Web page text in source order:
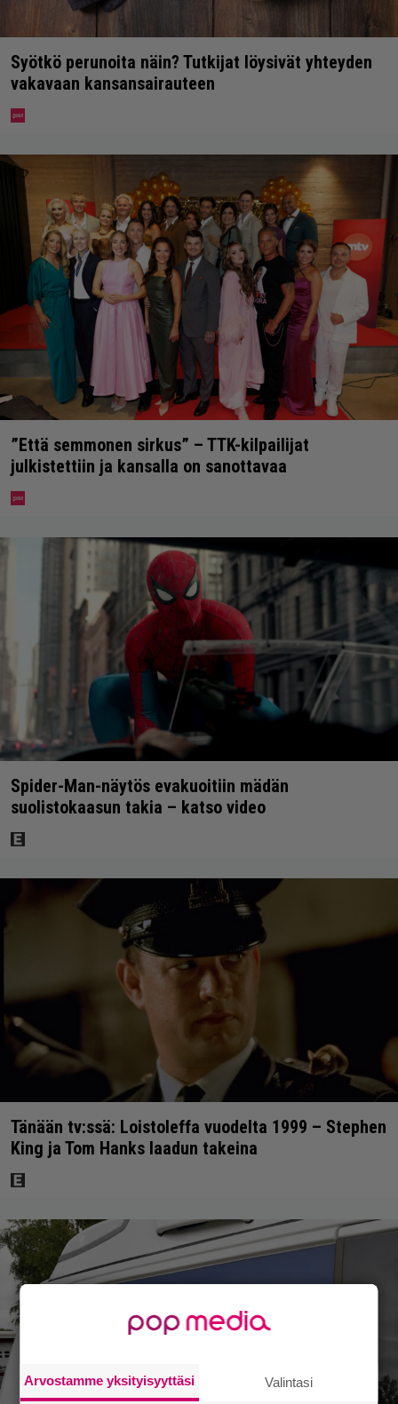
Syötkö perunoita näin? Tutkijat löysivät yhteyden
vakavaan kansansairauteen
”Että semmonen sirkus” – TTK-kilpailijat
julkistettiin ja kansalla on sanottavaa
Spider-Man-näytös evakuoitiin mädän
suolistokaasun takia – katso video
Tänään tv:ssä: Loistoleffa vuodelta 1999 – Stephen
King ja Tom Hanks laadun takeina
Arvostamme yksityisyyttäsi Valintasi